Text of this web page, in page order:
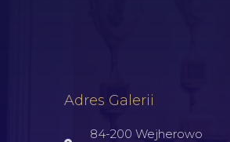
Adres Galerii
84-200 Wejherowo